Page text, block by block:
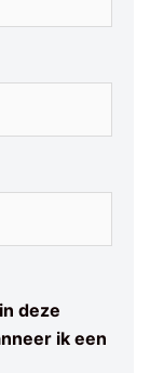
deze
ik een